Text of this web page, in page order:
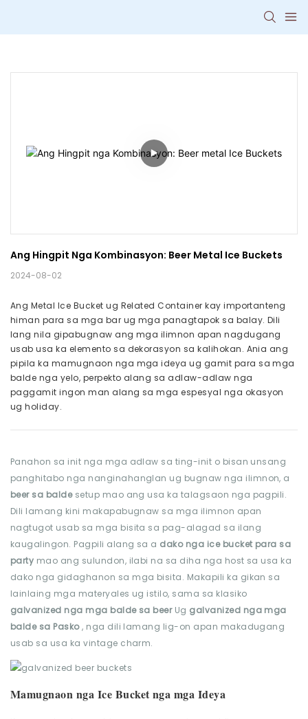
Ang Hingpit Nga Kombinasyon: Beer Metal Ice Buckets
2024-08-02
Ang Metal Ice Bucket ug Related Container kay importanteng
himan para sa mga bar ug mga panagtapok sa balay. Dili
lang nila gipabugnaw ang mga ilimnon apan nagdugang
usab usa ka elemento sa dekorasyon sa kalihokan. Ania ang
pipila ka mamugnaon nga mga ideya ug gamit para sa mga
balde nga yelo, perpekto alang sa adlaw-adlaw nga
paggamit ingon man alang sa mga espesyal nga okasyon
ug holiday.
Panahon sa init nga mga adlaw sa ting-init o bisan unsang
panghitabo nga nanginahanglan ug bugnaw nga ilimnon, a
beer sa balde setup mao ang usa ka talagsaon nga pagpili.
Dili lamang kini makapabugnaw sa mga ilimnon apan
nagtugot usab sa mga bisita sa pag-alagad sa ilang
kaugalingon. Pagpili alang sa a dako nga ice bucket para sa
party mao ang sulundon, ilabi na sa diha nga host sa usa ka
dako nga gidaghanon sa mga bisita. Makapili ka gikan sa
lainlaing mga materyales ug istilo, sama sa klasiko
galvanized nga mga balde sa beer Ug galvanized nga mga
balde sa Pasko, nga dili lamang lig-on apan makadugang
usab sa usa ka vintage charm.
Mamugnaon nga Ice Bucket nga mga Ideya